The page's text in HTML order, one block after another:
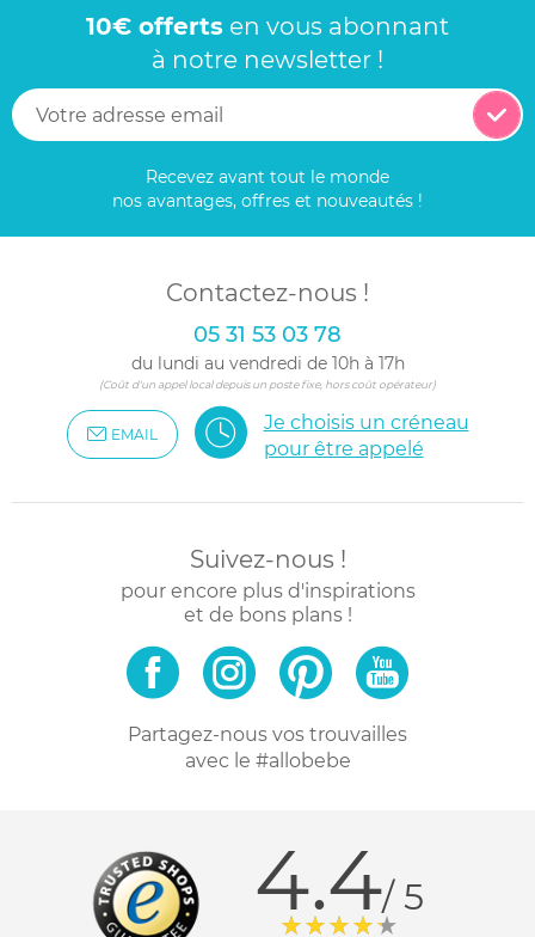
10€ offerts en vous abonnant
à notre newsletter !
Recevez avant tout le monde
nos avantages, offres et nouveautés !
Contactez-nous !
05 31 53 03 78
du lundi au vendredi de 10h à 17h
(Coût d'un appel local depuis un poste fixe, hors coût opérateur)
EMAIL
Je choisis un créneau
pour être appelé
Suivez-nous !
pour encore plus d'inspirations
et de bons plans !
Partagez-nous vos trouvailles
avec le #allobebe
4.4/ 5